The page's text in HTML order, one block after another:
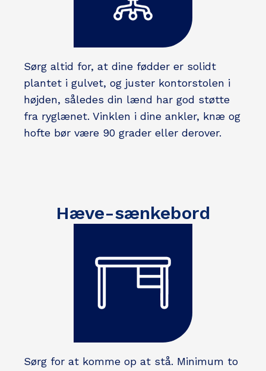
Sørg altid for, at dine fødder er solidt
plantet i gulvet, og juster kontorstolen i
højden, således din lænd har god støtte
fra ryglænet. Vinklen i dine ankler, knæ og
hofte bør være 90 grader eller derover.
Hæve-sænkebord
Sørg for at komme op at stå. Minimum to